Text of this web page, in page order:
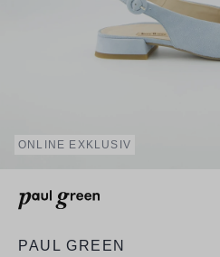
ONLINE EXKLUSIV
PAUL GREEN